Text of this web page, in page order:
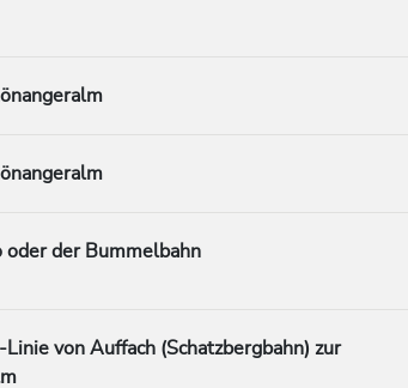
oder der Bummelbahn
von Auffach (Schatzbergbahn) zur